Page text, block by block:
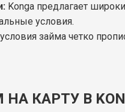
Konga предлагает
условия.
займа четко
КАРТУ В